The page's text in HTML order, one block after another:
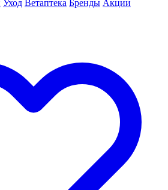
Уход Ветаптека Бренды Акции